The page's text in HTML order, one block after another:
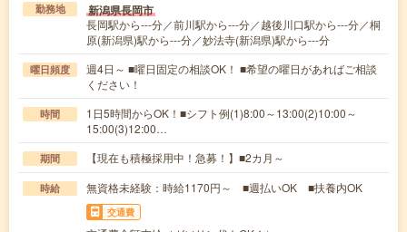
勤務地 新潟県長岡市
長岡駅から---分／前川駅から---分／越後川口駅から---分／桐
原(新潟県)駅から---分／妙法寺(新潟県)駅から---分
曜日頻度
週4日～ ■曜日固定の相談OK！ ■希望の曜日があればご相談
ください！
時間
1日5時間からOK！■シフト例(1)8:00～13:00(2)10:00～
15:00(3)12:00…
期間 【現在も積極採用中！急募！】■2カ月～
時給 無資格未経験：時給1170円～ ■週払いOK ■扶養内OK
交通費